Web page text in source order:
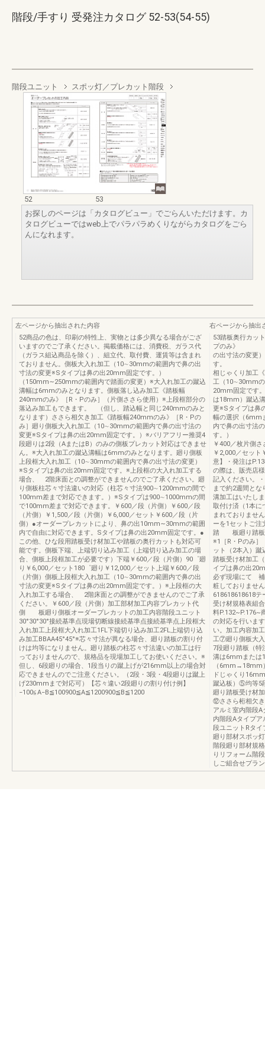
階段/手すり 受発注カタログ 52-53(54-55)
階段ユニット スポッ灯／プレカット階段
52
53
お探しのページは「カタログビュー」でごらんいただけます。カ
タログビューではweb上でパラパラめくりながらカタログをごら
んになれます。
左ページから抽出された内容
52商品の色は、印刷の特性上、実物とは多少異なる場合がござ
いますのでご了承ください。掲載価格には、消費税、ガラス代
（ガラス組込商品を除く）、組立代、取付費、運賃等は含まれ
ておりません。側板大入れ加工（10∼30mmの範囲内で鼻の出
寸法の変更※Sタイプは鼻の出20mm固定です。）
（150mm∼250mmの範囲内で踏面の変更）※大入れ加工の蹴込
溝幅は6mmのみとなります。側板落し込み加工《踏板幅
240mmのみ》［R・Pのみ］（片側ささら使用）※上段框部分の
落込み加工もできます。 （但し、踏込幅と同じ240mmのみと
なります）ささら相欠き加工《踏板幅240mmのみ》［R・Pの
み］廻り側板大入れ加工（10∼30mmの範囲内で鼻の出寸法の
変更※Sタイプは鼻の出20mm固定です。）※バリアフリー推奨4
段廻りは2段（AまたはB）のみの側板プレカット対応はできませ
ん。※大入れ加工の蹴込溝幅は6mmのみとなります。廻り側板
上段框大入れ加工（10∼30mmの範囲内で鼻の出寸法の変更）
※Sタイプは鼻の出20mm固定です。※上段框の大入れ加工する
場合、 2階床面との調整ができませんのでご了承ください。廻
り側板柱芯々寸法違いの対応（柱芯々寸法900∼1200mmの間で
100mm差まで対応できます。）※Sタイプは900∼1000mmの間
で100mm差まで対応できます。￥600／段（片側）￥600／段
（片側）￥1,500／段（片側）￥6,000／セット￥600／段（片
側）●オーダープレカットにより、鼻の出10mm∼30mmの範囲
内で自由に対応できます。Sタイプは鼻の出20mm固定です。●
この他、ひな段用踏板受け材加工や踏板の奥行カットも対応可
能です。側板下端、上端切り込み加工（上端切り込み加工の場
合、側板上段框加工が必要です）下端￥600／段（片側）90゜廻
り￥6,000／セット180゜廻り￥12,000／セット上端￥600／段
（片側）側板上段框大入れ加工（10∼30mmの範囲内で鼻の出
寸法の変更※Sタイプは鼻の出20mm固定です。）※上段框の大
入れ加工する場合、 2階床面との調整ができませんのでご了承
ください。￥600／段（片側）加工部材加工内容プレカット代
側 板廻り側板オーダープレカットの加工内容階段ユニット
30°30°30°接続基準点現場切断線接続基準点接続基準点上段框大
入れ加工上段框大入れ加工1FL下端切り込み加工2FL上端切り込
み加工BBAA45°45°※芯々寸法が異なる場合、廻り踏板の割り付
けは均等になりません。廻り踏板の柱芯々寸法違いの加工は行
っておりませんので、規格品を現場加工してお使いください。※
但し、6段廻りの場合、1段当りの蹴上げが216mm以上の場合対
応できませんのでご注意ください。（2段・3段・4段廻りは蹴上
げ230mmまで対応可）【芯々違い2段廻りの割り付け例】
−100≦A−B≦100900≦A≦1200900≦B≦1200
右ページから抽出
53踏板奥行カッ
プのみ》 ＋
の出寸法の
す。 ＋蹴込
相じゃくり加工
工（10∼30mmの
20mm固定で
は18mm）蹴込
更※Sタイプ
幅の選択（6mm
内で鼻の出寸法
す。） ＋蹴
￥400／枚片側
￥2,000／セット
意】・発注は
の際は、販売店
記入ください。
まで約2週間と
溝加工はいたし
取付け済（1本に
まれておりませ
ーを1セットご注
踏 板廻り踏板
※1［R・Pのみ
ット（2本入）
踏板受け材加工
イプは鼻の出
必ず現場にて 補
粧しておりませ
618618618618
受け材規格表組
料P.132~P.176~
の対応を行いま
い。加工内容加
工⑦廻り側板大
7段廻り踏板（
溝は6mmまたは
（6mm→18mm
ドじゃくり
蹴込板）⑤均等5
廻り踏板受け材
⑫ささら桁相欠
アルミ室内階段
内階段Aタイプ
段ユニットRタ
廻り部材スポッ
階段廻り部材規
りリフォーム階
しご組合せプラン